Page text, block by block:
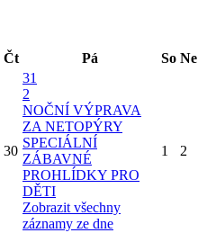
Čt Pá So Ne
30
31
2
NOČNÍ VÝPRAVA
ZA NETOPÝRY
SPECIÁLNÍ
ZÁBAVNÉ
PROHLÍDKY PRO
DĚTI
Zobrazit všechny
záznamy ze dne
1 2